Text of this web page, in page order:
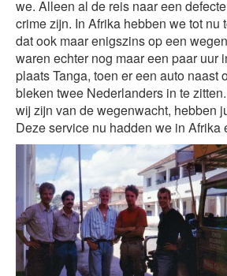
we. Alleen al de reis naar een
crime zijn. In Afrika hebben we tot nu
dat ook maar enigszins op een
waren echter nog maar een paar uur
plaats Tanga, toen er een auto naast
bleken twee Nederlanders in te zitten.
wij zijn van de wegenwacht, hebben
Deze service nu hadden we in Afrika